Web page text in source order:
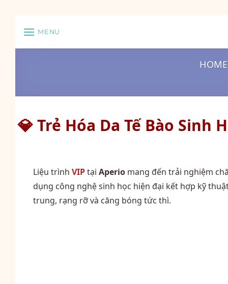
content
MENU
HOME
💎 Trẻ Hóa Da Tế Bào Sinh
Liệu trình VIPtại Aperio mang đến trải nghiệm
dụng công nghệ sinh học hiện đại kết hợp kỹ
trung, rạng rỡ và căng bóng tức thì.